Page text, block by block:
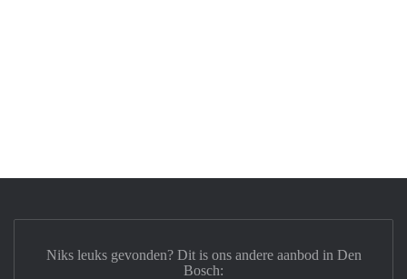
Niks leuks gevonden? Dit is ons andere aanbod in Den
Bosch: